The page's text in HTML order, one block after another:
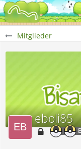
Mitglieder
eboli85